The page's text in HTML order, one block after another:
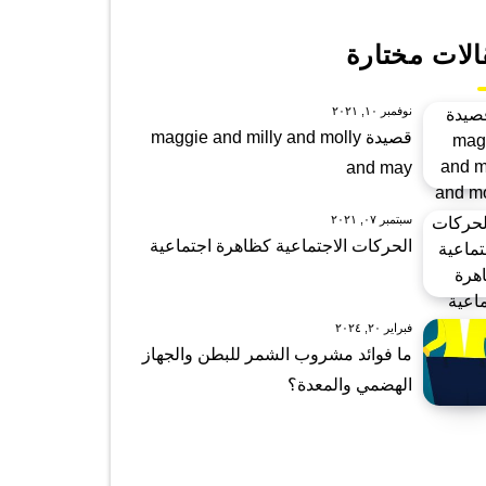
مختارة
نوفمبر ١٠, ٢٠٢١
قصيدة maggie and milly and molly
and may
سبتمبر ٠٧, ٢٠٢١
الحركات الاجتماعية كظاهرة اجتماعية
فبراير ٢٠, ٢٠٢٤
ما فوائد مشروب الشمر للبطن والجهاز
الهضمي والمعدة؟